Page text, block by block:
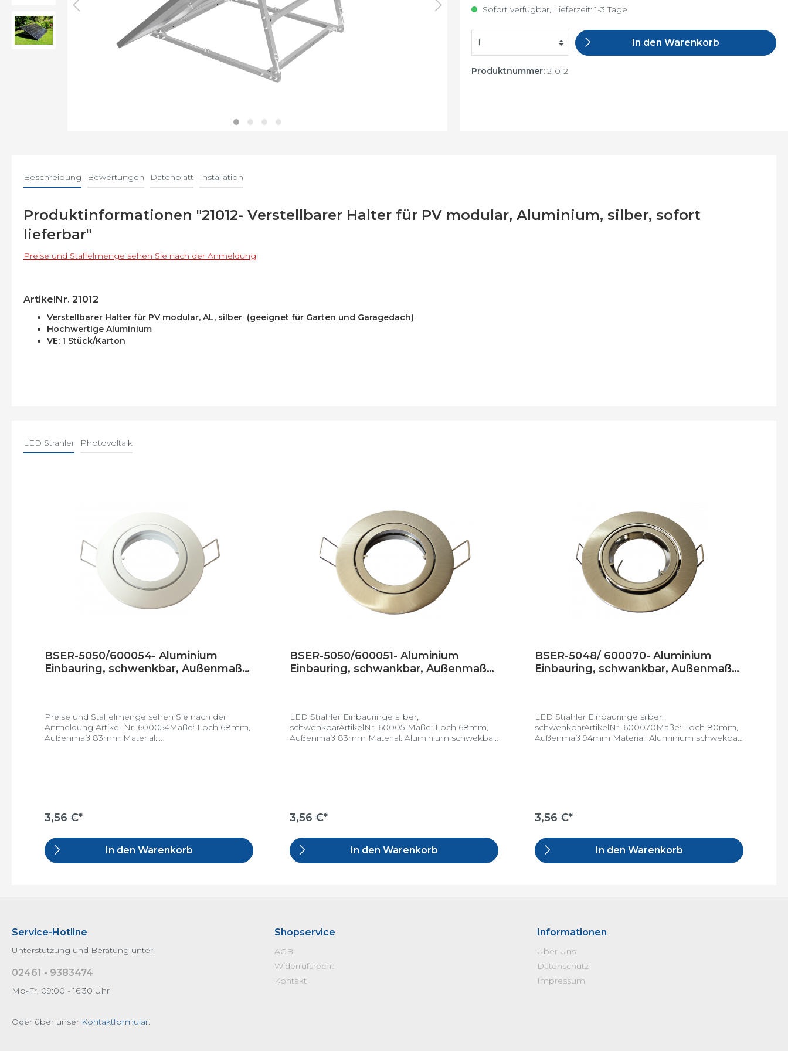
Befestigung
Sofort verfügbar, Lieferzeit: 1-3 Tage
In den Warenkorb
Produktnummer: 21012
Beschreibung Bewertungen Datenblatt Installation
Produktinformationen "21012- Verstellbarer Halter für PV modular, Aluminium, silber, sofort
lieferbar"
Preise und Staffelmenge sehen Sie nach der Anmeldung
ArtikelNr. 21012
Verstellbarer Halter für PV modular, AL, silber (geeignet für Garten und Garagedach)
Hochwertige Aluminium
VE: 1 Stück/Karton
LED Strahler Photovoltaik
BSER-5050/600054- Aluminium
Einbauring, schwenkbar, Außenmaß
Preise und Staffelmenge sehen Sie nach der
Anmeldung Artikel-Nr. 600054Maße: Loch 68mm,
Außenmaß 83mm Material:
3,56 €*
In den Warenkorb
BSER-5050/600051- Aluminium
Einbauring, schwankbar, Außenmaß
LED Strahler Einbauringe silber,
schwenkbarArtikelNr. 600051Maße: Loch 68mm,
Außenmaß 83mm Material: Aluminium schwekbar:
3,56 €*
In den Warenkorb
BSER-5048/ 600070- Aluminium
Einbauring, schwankbar, Außenmaß
LED Strahler Einbauringe silber,
schwenkbarArtikelNr. 600070Maße: Loch 80mm,
Außenmaß 94mm Material: Aluminium schwekbar:
3,56 €*
In den Warenkorb
Service-Hotline
Unterstützung und Beratung unter:
02461 - 9383474
Mo-Fr, 09:00 - 16:30 Uhr
Oder über unser Kontaktformular.
Shopservice
AGB
Widerrufsrecht
Kontakt
Informationen
Über Uns
Datenschutz
Impressum